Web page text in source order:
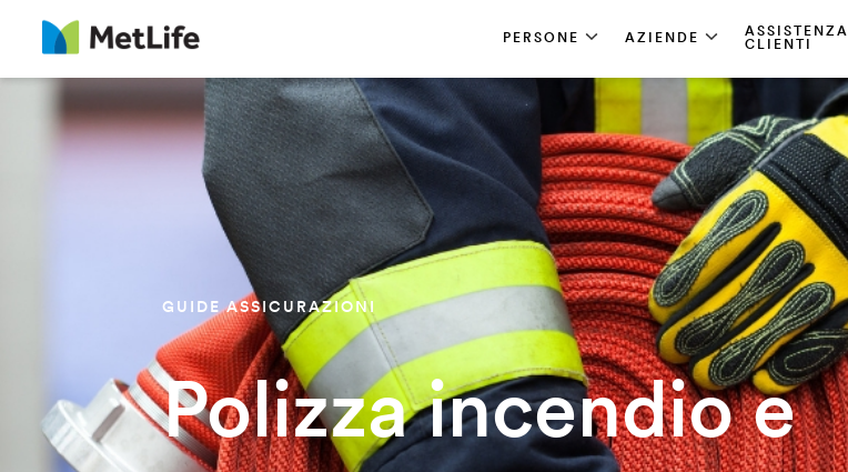
PERSONE AZIENDE
ASSISTENZA
CLIENTI
GUIDE ASSICURAZIONI
Polizza incendio e